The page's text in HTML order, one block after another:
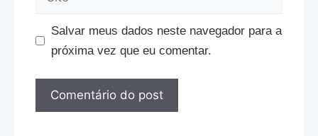
Salvar meus dados neste navegador para a
próxima vez que eu comentar.